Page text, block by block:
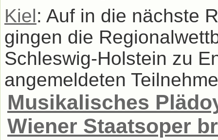
Kiel: Auf in die nächste
gingen die
Schleswig-Holstein zu
angemeldeten
Musikalisches
Wiener Staatsoper